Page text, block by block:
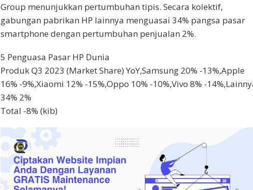
Group menunjukkan pertumbuhan tipis. Secara kolektif,
gabungan pabrikan HP lainnya menguasai 34% pangsa pasar
smartphone dengan pertumbuhan penjualan 2%.
5 Penguasa Pasar HP Dunia
Produk Q3 2023 (Market Share) YoY,Samsung 20% -13%,Apple
16% -9%,Xiaomi 12% -15%,Oppo 10% -10%,Vivo 8% -
34% 2%
Total -8% (kib)